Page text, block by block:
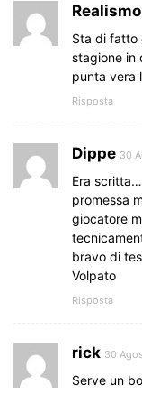
Realismo
Sta di fatto
stagione in
punta vera
Risposta
Dippe 30
Era
promessa
giocatore
bravo di
Volpato
Risposta
rick 30
Serve un